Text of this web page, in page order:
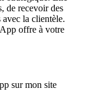
de recevoir des
la clientèle.
offre à votre
sur mon site